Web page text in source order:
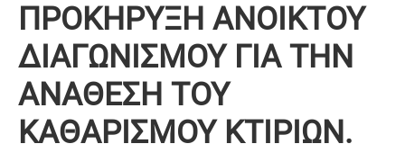
ΠΡΟΚΗΡΥΞΗ ΑΝΟΙΚΤΟΥ
ΔΙΑΓΩΝΙΣΜΟΥ ΓΙΑ ΤΗΝ
ΑΝΑΘΕΣΗ ΤΟΥ
ΚΑΘΑΡΙΣΜΟΥ ΚΤΙΡΙΩΝ.